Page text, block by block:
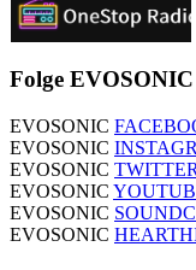
Folge EVOSONIC
EVOSONIC
EVOSONIC
EVOSONIC TWITTER
EVOSONIC
EVOSONIC
EVOSONIC